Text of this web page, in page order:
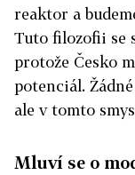
reaktor a
Tuto filozofii se
protože Česko
potenciál.
ale v tomto
Mluví se o